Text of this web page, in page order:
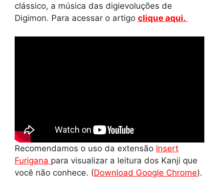
clássico, a música das digievoluções de
Digimon. Para acessar o artigo clique aqui.
Recomendamos o uso da extensão Insert
Furigana para visualizar a leitura dos Kanji que
você não conhece. (Download Google Chrome).